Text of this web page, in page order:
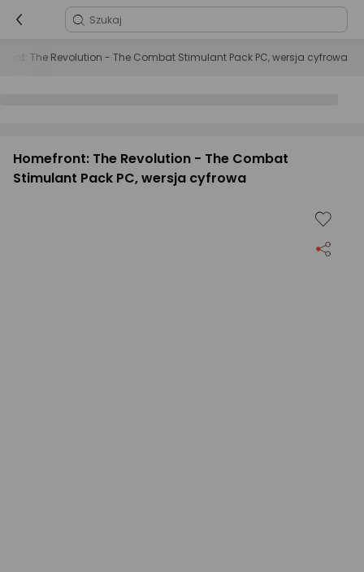
The Revolution - The Combat Stimulant Pack PC, wersja cyfrowa
Homefront: The Revolution - The Combat
Stimulant Pack PC, wersja cyfrowa